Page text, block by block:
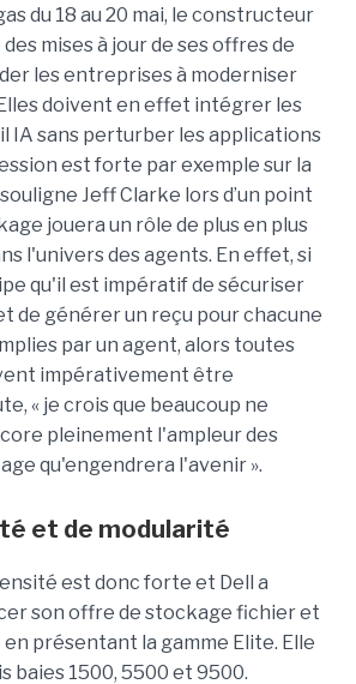
du 18 au 20 mai, le constructeur
mises à jour de ses offres de
les entreprises à moderniser
doivent en effet intégrer les
IA sans perturber les applications
est forte par exemple sur la
Jeff Clarke lors d’un point
jouera un rôle de plus en plus
l'univers des agents. En effet, si
qu'il est impératif de sécuriser
de générer un reçu pour chacune
par un agent, alors toutes
impérativement être
« je crois que beaucoup ne
pleinement l'ampleur des
qu'engendrera l'avenir ».
et de modularité
est donc forte et Dell a
son offre de stockage fichier et
présentant la gamme Elite. Elle
baies 1500, 5500 et 9500.